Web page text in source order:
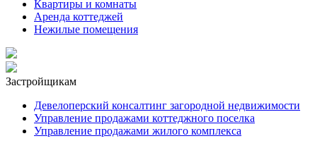
Квартиры и комнаты
Аренда коттеджей
Нежилые помещения
Застройщикам
Девелоперский консалтинг загородной недвижимости
Управление продажами коттеджного поселка
Управление продажами жилого комплекса